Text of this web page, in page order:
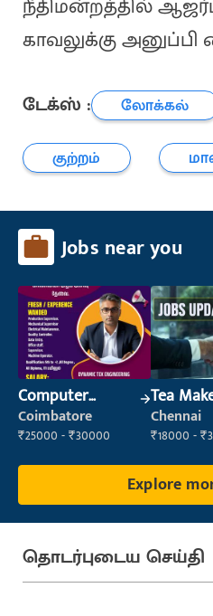
நீதிமன்றத்தில்
காவலுக்கு
டேக்ஸ் :
லோக்கல்
குற்றம்
Jobs near you
Computer
Operator
Coimbatore
₹25000 - ₹30000
Tea
Chennai
₹18000 -
Explore
தொடர்புடைய செய்தி